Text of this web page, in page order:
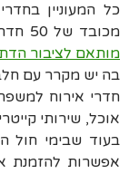
כל המעוניין
מכובד של 50 חדרי אירוח, כל אחד בעל אופי משלו. כל חדר
מותאם לציבור הדתי
בה יש מקרר עם
חדרי אירוח
אוכל, שירותי
בעוד שבימי חול
אפשרות להזמנת